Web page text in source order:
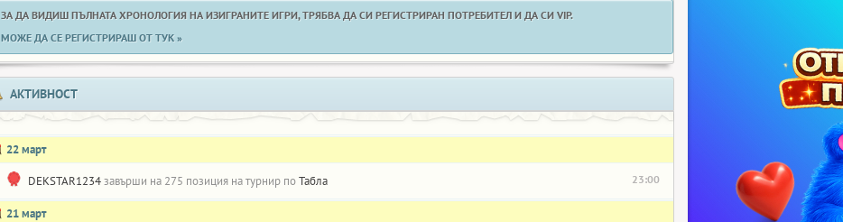
ЗА ДА ВИДИШ ПЪЛНАТА ХРОНОЛОГИЯ НА ИЗИГРАНИТЕ ИГРИ, ТРЯБВА ДА СИ РЕГИСТРИРАН ПОТРЕБИТЕЛ И ДА СИ VIP.
МОЖЕ ДА СЕ РЕГИСТРИРАШ ОТ ТУК »
АКТИВНОСТ
22 март
DEKSTAR1234завърши на 275 позиция на турнир поТабла 23:00
21 март